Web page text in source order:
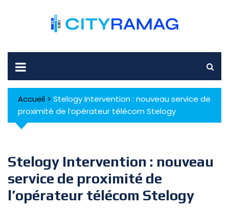
Accueil > Stelogy Intervention : nouveau service de
proximité de l’opérateur télécom Stelogy
Stelogy Intervention : nouveau
service de proximité de
l’opérateur télécom Stelogy